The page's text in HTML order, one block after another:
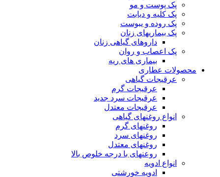
پک پوست و مو
پک کلیه و دیابت
پک روده و یبوست
پک بیماریهای زنان
داروهای گیاهی زنان
پک اعصاب و روان
بیماری های ریه
محصولات عطاری
عرقیجات گیاهی
عرقیجات گرم
عرقیجات سرد جدید
عرقیجات معتدل
انواع روغنهای گیاهی
روغنهای گرم
روغنهای سرد
روغنهای معتدل
روعنهای با درجه خلوص بالا
انواع ادویه
ادویه خورشتی